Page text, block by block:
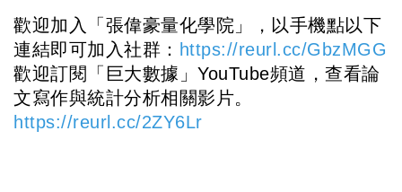
歡迎加入「張偉豪量化學院」，以手機點以下
連結即可加入社群： https://reurl.cc/GbzMGG
歡迎訂閱「巨大數據」YouTube頻道，查看論
文寫作與統計分析相關影片。
https://reurl.cc/2ZY6Lr